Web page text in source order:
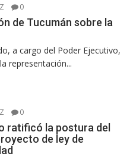
0
de Tucumán sobre la
a cargo del Poder Ejecutivo,
representación...
0
ratificó la postura del
de ley de